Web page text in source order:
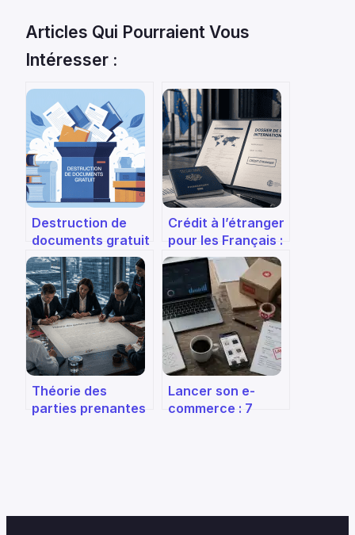
Articles Qui Pourraient Vous
Intéresser :
Destruction de
documents gratuit
: comment en
profiter sans
risques
Crédit à l’étranger
pour les Français :
banques éligibles,
conditions réelles
et risques
financiers
Théorie des
parties prenantes
Lancer son e-
commerce : 7